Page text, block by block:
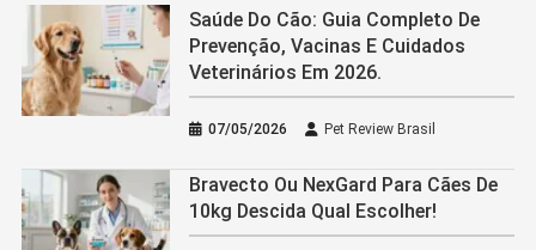
Saúde Do Cão: Guia Completo De
Prevenção, Vacinas E Cuidados
Veterinários Em 2026.
07/05/2026 Pet Review Brasil
Bravecto Ou NexGard Para Cães De
10kg Descida Qual Escolher!